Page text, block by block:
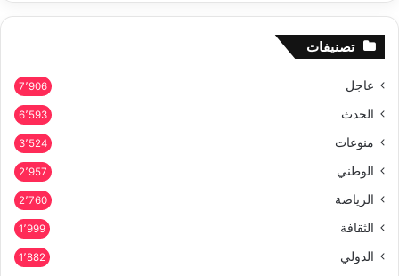
تصنيفات
عاجل 7٬906
الحدث 6٬593
منوعات 3٬524
الوطني 2٬957
الرياضة 2٬760
الثقافة 1٬999
الدولي 1٬882